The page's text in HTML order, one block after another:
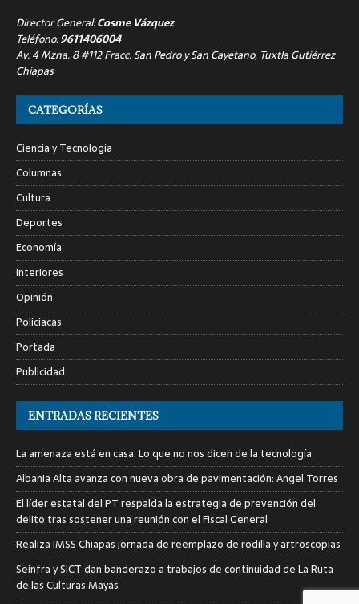
Director General:Cosme Vázquez
Teléfono:9611406004
Av. 4 Mzna. 8 #112 Fracc. San Pedro y San Cayetano, Tuxtla Gutiérrez
Chiapas
CATEGORÍAS
Ciencia y Tecnología
Columnas
Cultura
Deportes
Economía
Interiores
Opinión
Policiacas
Portada
Publicidad
ENTRADAS RECIENTES
La amenaza está en casa. Lo que no nos dicen de la tecnología
Albania Alta avanza con nueva obra de pavimentación: Angel Torres
El líder estatal del PT respalda la estrategia de prevención del
delito tras sostener una reunión con el Fiscal General
Realiza IMSS Chiapas jornada de reemplazo de rodilla y artroscopias
Seinfra y SICT dan banderazo a trabajos de continuidad de La Ruta
de las Culturas Mayas